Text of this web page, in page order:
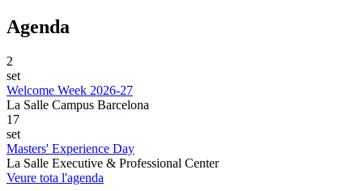
Agenda
2
set
Welcome Week 2026-27
La Salle Campus Barcelona
17
set
Masters' Experience Day
La Salle Executive & Professional Center
Veure tota l'agenda